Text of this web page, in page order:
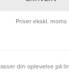
Priser ekskl. moms
din oplevelse på